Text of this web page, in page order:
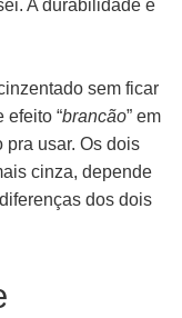
A durabilidade é
sem ficar
efeito “brancão” em
usar. Os dois
cinza, depende
dos dois